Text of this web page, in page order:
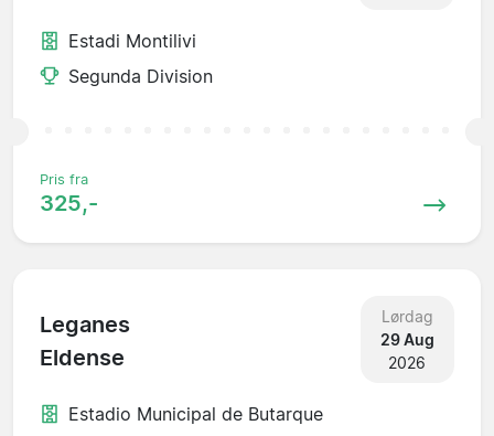
Estadi Montilivi
Segunda Division
Pris fra
325,-
Leganes
Eldense
Lørdag
29 Aug
2026
Estadio Municipal de Butarque